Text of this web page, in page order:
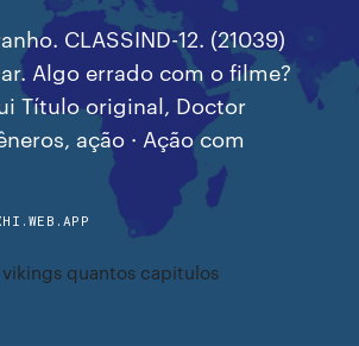
CLASSIND-12. (21039)
Algo errado com o filme?
Título original, Doctor
ação · Ação com
quantos capitulos